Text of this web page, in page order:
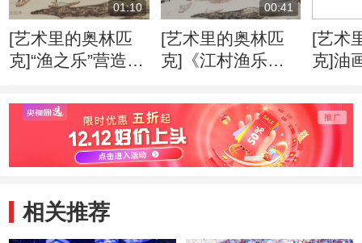
01:10
[艺术里的奥林匹
克]“渔之乐”营造了
00:41
[艺术里的奥林匹
克]《江村渔乐
的变化
[艺术
克]油
相关推荐